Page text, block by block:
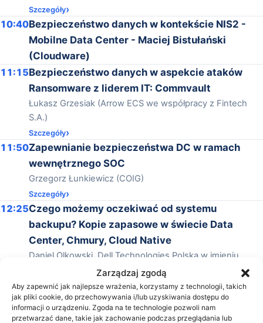
Zarządzaj zgodą
Aby zapewnić jak najlepsze wrażenia, korzystamy z technologii, takich
jak pliki cookie, do przechowywania i/lub uzyskiwania dostępu do
informacji o urządzeniu. Zgoda na te technologie pozwoli nam
przetwarzać dane, takie jak zachowanie podczas przeglądania lub
Szczegóły
10:40Bezpieczeństwo danych w kontekście NIS2 -
Mobilne Data Center - Maciej Bistułański
(Cloudware)
11:15Bezpieczeństwo danych w aspekcie ataków
Ransomware z liderem IT: Commvault
Łukasz Grzesiak (Arrow ECS we współpracy z Fintech
S.A.)
Szczegóły
11:50Zapewnianie bezpieczeństwa DC w ramach
wewnętrznego SOC
Grzegorz Łunkiewicz (COIG)
Szczegóły
12:25Czego możemy oczekiwać od systemu
backupu? Kopie zapasowe w świecie Data
Center, Chmury, Cloud Native
Daniel Olkowski, Dell Technologies Polska w imieniu
Szczegóły
13:00Data Center - wydajność i skala. Architektura
sieci DC w oparciu o Cisco ACI